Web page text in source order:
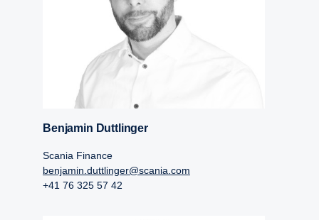
Benjamin Duttlinger
Scania Finance
benjamin.duttlinger@scania.com
+41 76 325 57 42